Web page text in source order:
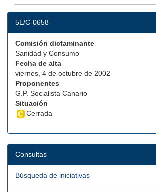
5L/C-0658
Comisión dictaminante
Sanidad y Consumo
Fecha de alta
viernes, 4 de octubre de 2002
Proponentes
G.P. Socialista Canario
Situación
Cerrada
Consultas
Búsqueda de iniciativas